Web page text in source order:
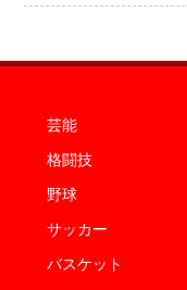
芸能
格闘技
野球
サッカー
バスケット